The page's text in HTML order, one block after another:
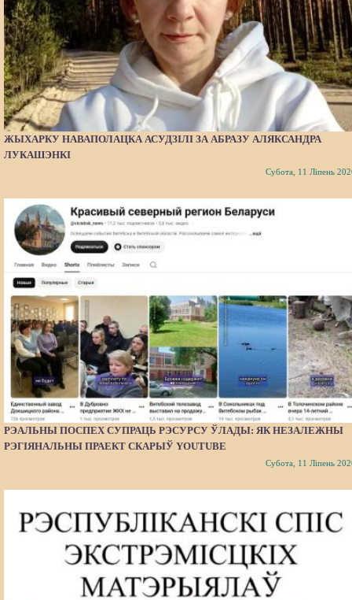
ЖЫХАРКУ НАВАПОЛАЦКА АСУДЗІЛІ ЗА АБРАЗУ АЛЯКСАНДРА
ЛУКАШЭНКІ
Субота, 11 Ліпень
РЭАЛЬНЫ ПОСПЕХ СУПРАЦЬ РЭСУРСУ ЎЛАДЫ: ЯК НЕЗАЛЕЖНЫ
РЭГІЯНАЛЬНЫ ПРАЕКТ СКАРЫЎ YOUTUBE
Субота, 11 Ліпень